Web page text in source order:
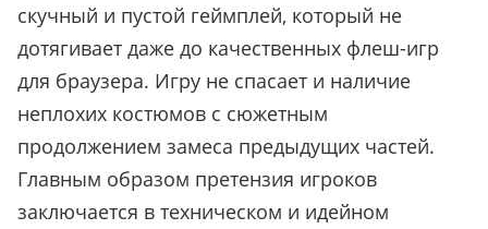
скучный и пустой геймплей, который не
дотягивает даже до качественных флеш-игр
для браузера. Игру не спасает и наличие
неплохих костюмов с сюжетным
продолжением замеса предыдущих частей.
Главным образом претензия игроков
заключается в техническом и идейном